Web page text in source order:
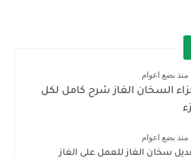
منذ بضع اعوام
السخان الغاز شرح كامل لكل
منذ بضع اعوام
سخان الغاز للعمل على الغاز